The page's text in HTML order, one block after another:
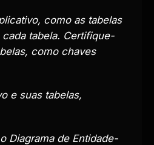
como as tabelas
tabela. Certifique-
como chaves
e suas tabelas,
Diagrama de Entidade-